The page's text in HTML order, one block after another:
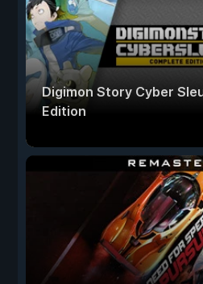
Digimon Story Cyber
Edition